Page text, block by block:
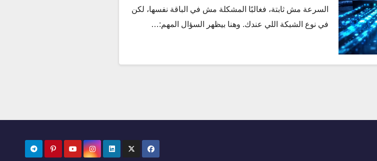
السرعة مش ثابتة، فغالبًا المشكلة مش في الباقة نفسها، لكن
في نوع الشبكة اللي عندك. وهنا بيظهر السؤال المهم:…